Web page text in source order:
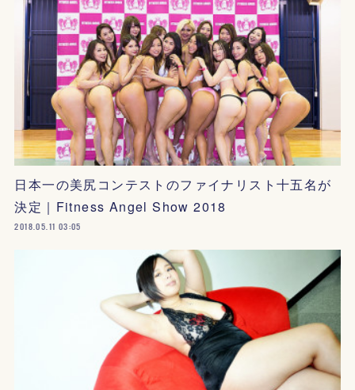
日本一の美尻コンテストのファイナリスト十五名が
決定｜Fitness Angel Show 2018
2018.05.11 03:05